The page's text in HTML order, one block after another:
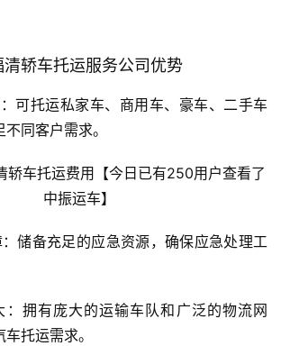
轿车托运服务公司优势
可托运私家车、商用车、豪车、二手车
同客户需求。
储备充足的应急资源，确保应急处理工
：拥有庞大的运输车队和广泛的物流网
托运需求。